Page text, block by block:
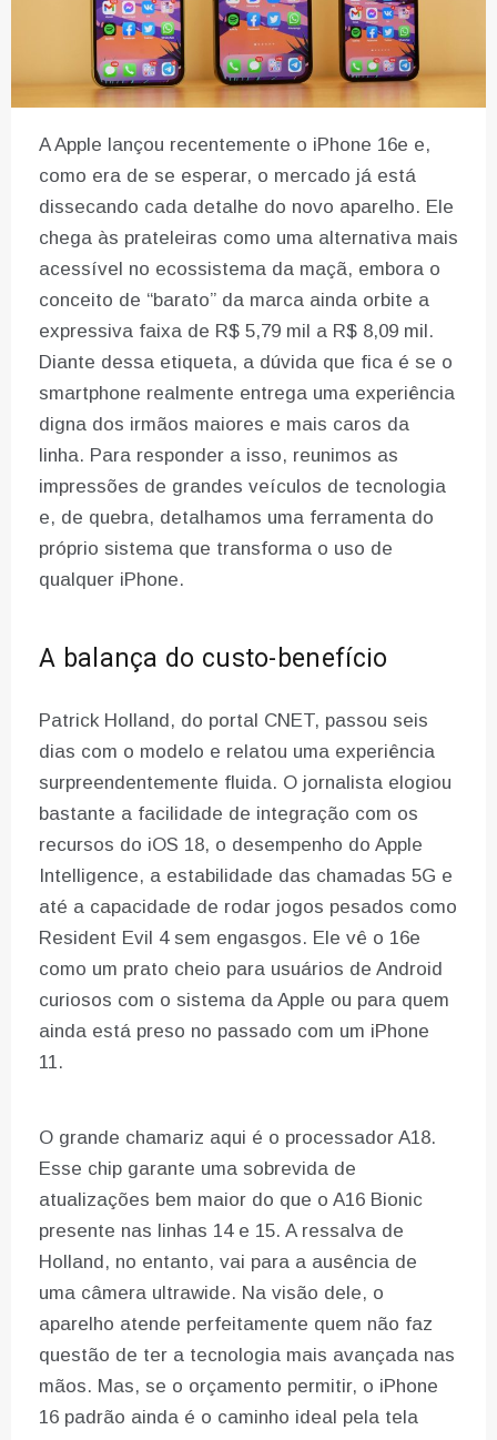
A Apple lançou recentemente o iPhone 16e e,
como era de se esperar, o mercado já está
dissecando cada detalhe do novo aparelho. Ele
chega às prateleiras como uma alternativa mais
acessível no ecossistema da maçã, embora o
conceito de “barato” da marca ainda orbite a
expressiva faixa de R$ 5,79 mil a R$ 8,09 mil.
Diante dessa etiqueta, a dúvida que fica é se o
smartphone realmente entrega uma experiência
digna dos irmãos maiores e mais caros da
linha. Para responder a isso, reunimos as
impressões de grandes veículos de tecnologia
e, de quebra, detalhamos uma ferramenta do
próprio sistema que transforma o uso de
qualquer iPhone.
A balança do custo-benefício
Patrick Holland, do portal CNET, passou seis
dias com o modelo e relatou uma experiência
surpreendentemente fluida. O jornalista elogiou
bastante a facilidade de integração com os
recursos do iOS 18, o desempenho do Apple
Intelligence, a estabilidade das chamadas 5G e
até a capacidade de rodar jogos pesados como
Resident Evil 4 sem engasgos. Ele vê o 16e
como um prato cheio para usuários de Android
curiosos com o sistema da Apple ou para quem
ainda está preso no passado com um iPhone
11.
O grande chamariz aqui é o processador A18.
Esse chip garante uma sobrevida de
atualizações bem maior do que o A16 Bionic
presente nas linhas 14 e 15. A ressalva de
Holland, no entanto, vai para a ausência de
uma câmera ultrawide. Na visão dele, o
aparelho atende perfeitamente quem não faz
questão de ter a tecnologia mais avançada nas
mãos. Mas, se o orçamento permitir, o iPhone
16 padrão ainda é o caminho ideal pela tela